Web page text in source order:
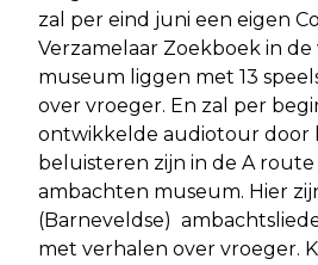
zal per eind juni een eigen
Verzamelaar Zoekboek in
museum liggen met 13
over vroeger. En zal per
ontwikkelde audiotour door
beluisteren zijn in de A
ambachten museum. Hier
(Barneveldse)
met verhalen over vroeger.